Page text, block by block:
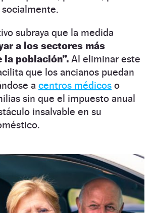
socialmente.
subraya que la medida
a los sectores más
la población”. Al eliminar este
que los ancianos puedan
a centros médicos o
sin que el impuesto anual
insalvable en su